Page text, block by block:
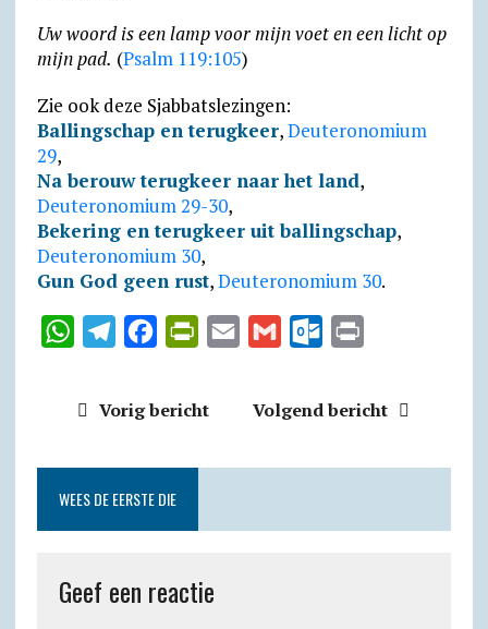
Uw woord is een lamp voor mijn voet en een licht op
mijn pad. (Psalm 119:105)
Zie ook deze Sjabbatslezingen:
Ballingschap en terugkeer,Deuteronomium
29,
Na berouw terugkeer naar het land,
Deuteronomium 29-30,
Bekering en terugkeer uit ballingschap,
Deuteronomium 30,
Gun God geen rust,Deuteronomium 30.
W
s
A
p
T
g
r
a
b
o
o
t
r
e
l
l
o
k
t
Vorig bericht Volgend bericht
WEES DE EERSTE DIE
Geef een reactie